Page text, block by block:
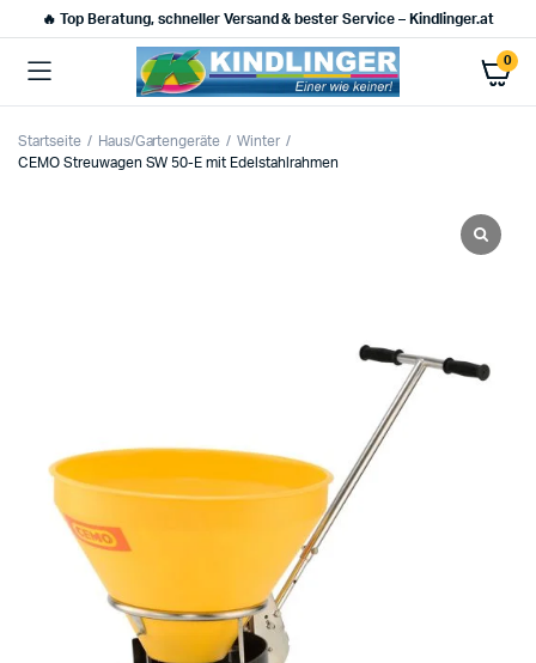
🔥 Top Beratung, schneller Versand & bester Service – Kindlinger.at
0
Startseite Haus/Gartengeräte
Winter
CEMO Streuwagen SW 50-E mit Edelstahlrahmen